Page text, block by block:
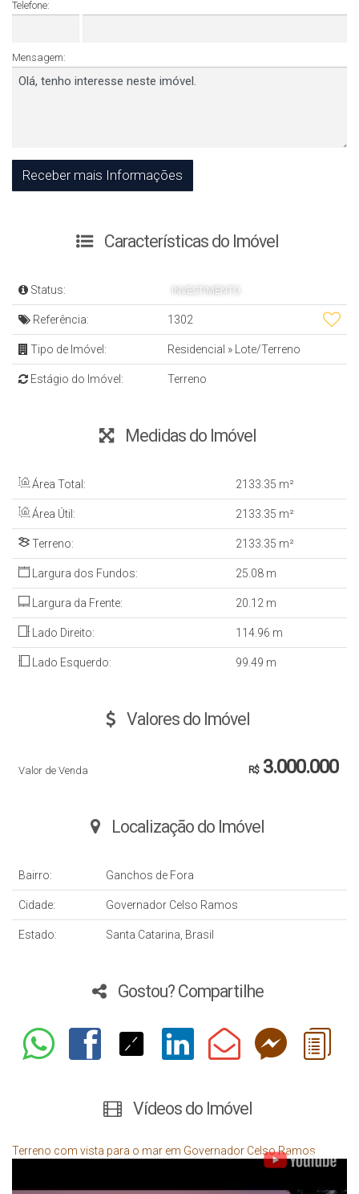
Telefone:
Mensagem:
Características do Imóvel
Status: INVESTIMENTO
Referência: 1302
Tipo de Imóvel: Residencial » Lote/Terreno
Estágio do Imóvel: Terreno
Medidas do Imóvel
Área Total: 2133.35 m²
Área Útil: 2133.35 m²
Terreno: 2133.35 m²
Largura dos Fundos: 25.08 m
Largura da Frente: 20.12 m
Lado Direito: 114.96 m
Lado Esquerdo: 99.49 m
Valores do Imóvel
R$3.000.000
Valor de Venda
Localização do Imóvel
Bairro: Ganchos de Fora
Cidade: Governador Celso Ramos
Estado: Santa Catarina, Brasil
Gostou? Compartilhe
Vídeos do Imóvel
Terreno com vista para o mar em Governador Celso Ramos